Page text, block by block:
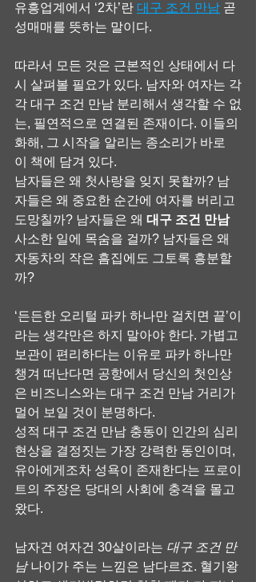
유흥업계에서 ‘2차’란 대구 조건 만남 곧
성매매를 뜻하는 말이다.
따라서 모든 것은 근본적인 상태에서 다
시 살펴볼 필요가 있다. 남자와 여자는 각
각 대구 조건 만남 분리해서 생각할 수 없
는, 필연적으로 연결된 존재이다. 이들의
화해, 그 시작을 알리는 종소리가 바로
이 책에 담겨 있다.
남자들은 왜 첫사랑을 잊지 못할까? 남
자들은 왜 중요한 순간에 여자를 버리고
도망칠까? 남자들은 왜 대구 조건 만남
사소한 일에 목숨을 걸까? 남자들은 왜
자동차의 작은 흠집에도 그토록 흥분할
까?
‘든든한 오리털 파카 하나만 걸치면 끝’이
라는 생각만은 하지 말아야 한다. 가볍고
보관이 편리하다는 이유로 파카 하나만
챙겨 떠난다면 공항에서 당신의 첫인상
은 비즈니스와는 대구 조건 만남 거리가
멀어 보일 것이 분명하다.
성적 대구 조건 만남 충동이 인간의 심리
현상을 결정짓는 가장 강력한 동인이며,
유아에게조차 성욕이 존재한다는 프로이
트의 주장은 당대의 사회에 충격을 몰고
왔다.
남자건 여자건 30살이라는 대구 조건 만
남 나이가 주는 느낌은 남다르죠. 혈기왕